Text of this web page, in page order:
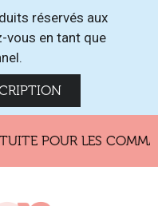
réservés aux
vous en tant que
POUR LES